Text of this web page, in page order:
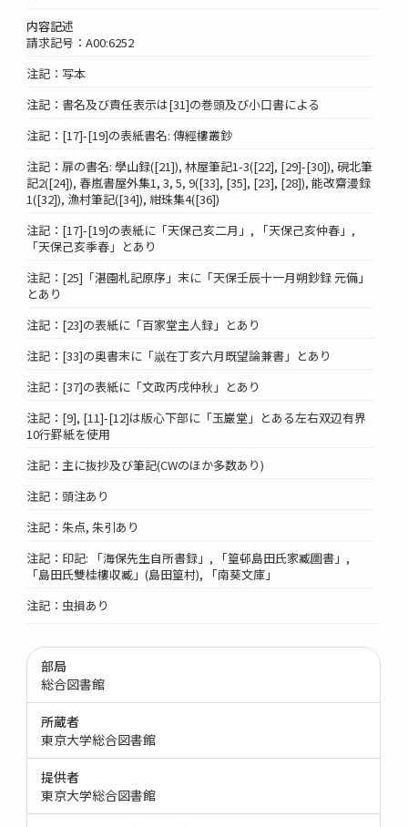
内容記述
請求記号：A00:6252
注記：写本
注記：書名及び責任表示は[31]の巻頭及び小口書による
注記：[17]-[19]の表紙書名: 傳經樓叢鈔
注記：扉の書名: 學山録([21]), 林屋筆記1-3([22], [29]-[30]), 硯北筆
記2([24]), 春嵐書屋外集1, 3, 5, 9([33], [35], [23], [28]), 能改齋漫録
1([32]), 漁村筆記([34]), 紺珠集4([36])
注記：[17]-[19]の表紙に「天保己亥二月」, 「天保己亥仲春」,
「天保己亥季春」とあり
注記：[25]「湛園札記原序」末に「天保壬辰十一月朔鈔録 元備」
とあり
注記：[23]の表紙に「百家堂主人録」とあり
注記：[33]の奥書末に「嵗在丁亥六月既望論兼書」とあり
注記：[37]の表紙に「文政丙戌仲秋」とあり
注記：[9], [11]-[12]は版心下部に「玉巌堂」とある左右双辺有界
10行罫紙を使用
注記：主に抜抄及び筆記(CWのほか多数あり)
注記：頭注あり
注記：朱点, 朱引あり
注記：印記: 「海保先生自所書録」, 「篁邨島田氏家臧圖書」,
「島田氏雙桂樓収臧」(島田篁村), 「南葵文庫」
注記：虫損あり
部局
総合図書館
所蔵者
東京大学総合図書館
提供者
東京大学総合図書館